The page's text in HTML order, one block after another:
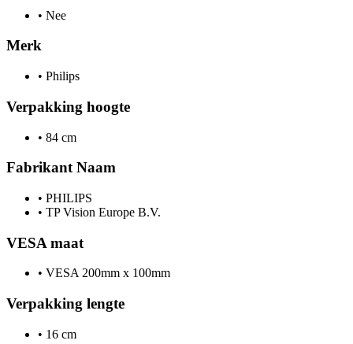
• Nee
Merk
• Philips
Verpakking hoogte
• 84 cm
Fabrikant Naam
• PHILIPS
• TP Vision Europe B.V.
VESA maat
• VESA 200mm x 100mm
Verpakking lengte
• 16 cm